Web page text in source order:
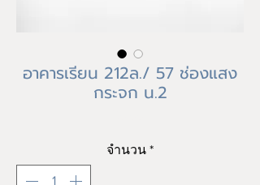
อาคารเรียน 212ล./ 57 ช่องแสง
กระจก น.2
จำนวน *